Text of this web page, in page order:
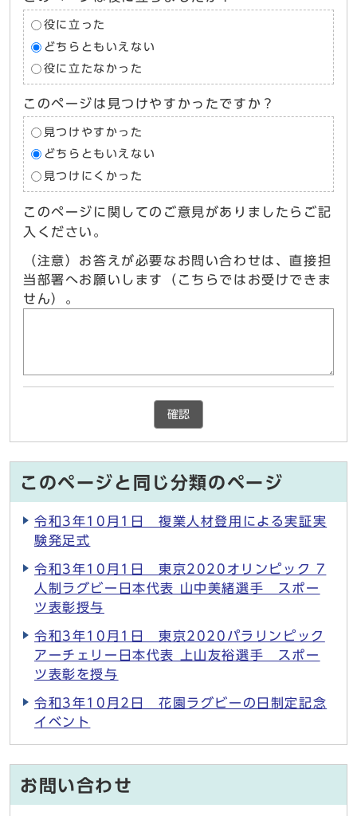
役に立った
どちらともいえない
役に立たなかった
このページは見つけやすかったですか？
見つけやすかった
どちらともいえない
見つけにくかった
このページに関してのご意見がありましたらご記
入ください。
（注意）お答えが必要なお問い合わせは、直接担
当部署へお願いします（こちらではお受けできま
せん）。
確認
このページと同じ分類のページ
令和3年10月1日 複業人材登用による実証実
験発足式
令和3年10月1日 東京2020オリンピック 7
人制ラグビー日本代表 山中美緒選手 スポー
ツ表彰授与
令和3年10月1日 東京2020パラリンピック
アーチェリー日本代表 上山友裕選手 スポー
ツ表彰を授与
令和3年10月2日 花園ラグビーの日制定記念
イベント
お問い合わせ